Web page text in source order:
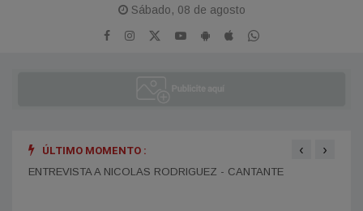
Sábado, 08 de agosto
ÚLTIMO MOMENTO :
ENTREVISTA A DANIEL DARTIGUELONGUE - FUNDADOR DE
‹ ›